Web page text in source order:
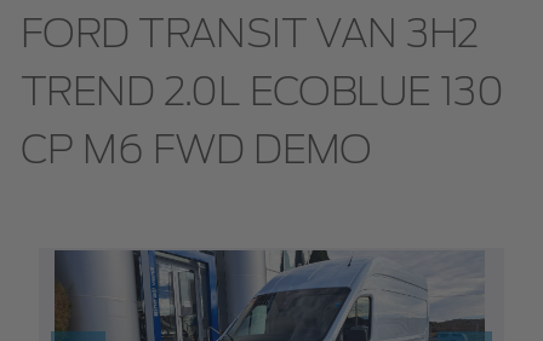
FORD TRANSIT VAN 3H2
TREND 2.0L ECOBLUE 130
CP M6 FWD DEMO